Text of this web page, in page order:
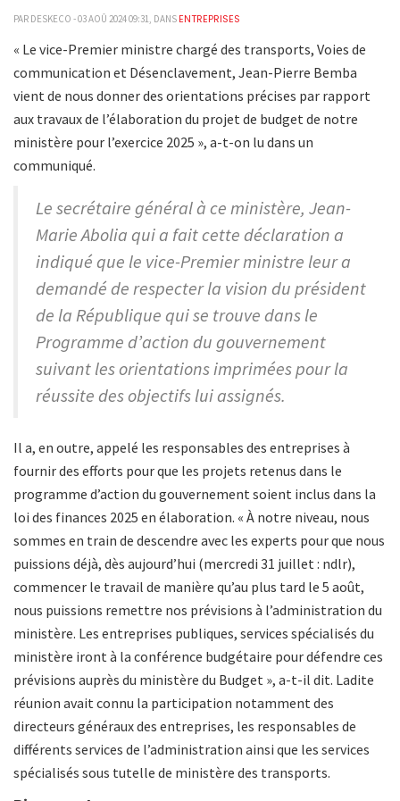
PAR DESKECO - 03 AOÛ 2024 09:31, DANS ENTREPRISES
« Le vice-Premier ministre chargé des transports, Voies de
communication et Désenclavement, Jean-Pierre Bemba
vient de nous donner des orientations précises par rapport
aux travaux de l’élaboration du projet de budget de notre
ministère pour l’exercice 2025 », a-t-on lu dans un
communiqué.
Le secrétaire général à ce ministère, Jean-
Marie Abolia qui a fait cette déclaration a
indiqué que le vice-Premier ministre leur a
demandé de respecter la vision du président
de la République qui se trouve dans le
Programme d’action du gouvernement
suivant les orientations imprimées pour la
réussite des objectifs lui assignés.
Il a, en outre, appelé les responsables des entreprises à
fournir des efforts pour que les projets retenus dans le
programme d’action du gouvernement soient inclus dans la
loi des finances 2025 en élaboration. « À notre niveau, nous
sommes en train de descendre avec les experts pour que nous
puissions déjà, dès aujourd’hui (mercredi 31 juillet : ndlr),
commencer le travail de manière qu’au plus tard le 5 août,
nous puissions remettre nos prévisions à l’administration du
ministère. Les entreprises publiques, services spécialisés du
ministère iront à la conférence budgétaire pour défendre ces
prévisions auprès du ministère du Budget », a-t-il dit. Ladite
réunion avait connu la participation notamment des
directeurs généraux des entreprises, les responsables de
différents services de l’administration ainsi que les services
spécialisés sous tutelle de ministère des transports.